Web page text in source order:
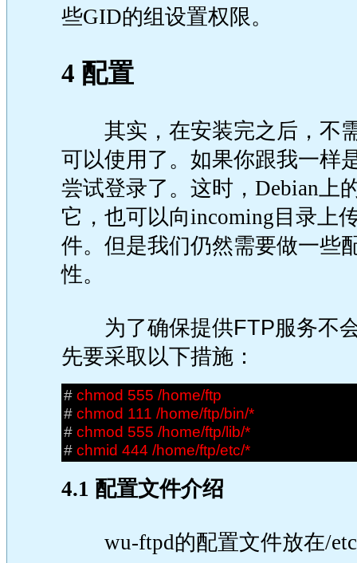
些GID的组设置权限。
4 配置
其实，在安装完之后，不需
可以使用了。如果你跟我一样
尝试登录了。这时，Debian上
它，也可以向incoming目录上
件。但是我们仍然需要做一些
性。
为了确保提供FTP服务不
先要采取以下措施：
#chmod 555 /home/ftp
# chmod 111 /home/ftp/bin/*
#chmod 555 /home/ftp/lib/*
# chmid 444 /home/ftp/etc/*
4.1 配置文件介绍
wu-ftpd的配置文件放在/